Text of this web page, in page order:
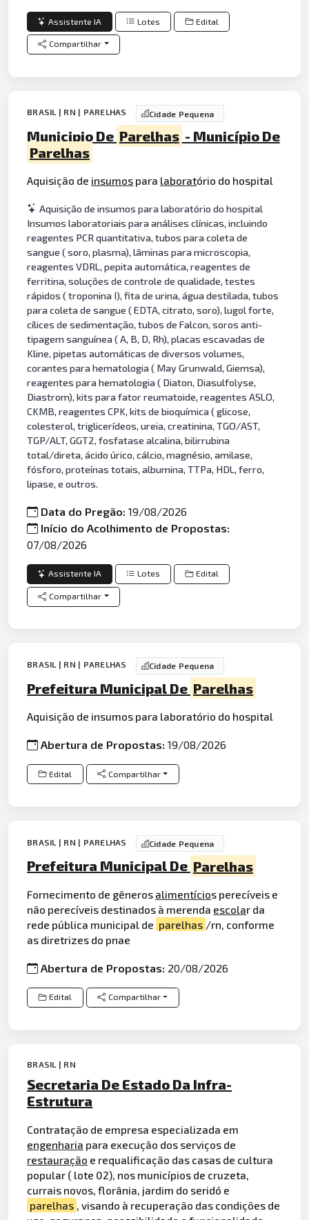
Assistente IA Lotes Edital
Compartilhar
BRASIL | RN | PARELHAS Cidade Pequena
Municipio De Parelhas - Município De
Parelhas
Aquisição de insumos para laboratório do hospital
Aquisição de insumos para laboratório do hospital
Insumos laboratoriais para análises clínicas, incluindo
reagentes PCR quantitativa, tubos para coleta de
sangue ( soro, plasma), lâminas para microscopia,
reagentes VDRL, pepita automática, reagentes de
ferritina, soluções de controle de qualidade, testes
rápidos ( troponina I), fita de urina, água destilada, tubos
para coleta de sangue ( EDTA, citrato, soro), lugol forte,
cílices de sedimentação, tubos de Falcon, soros anti-
tipagem sanguínea ( A, B, D, Rh), placas escavadas de
Kline, pipetas automáticas de diversos volumes,
corantes para hematologia ( May Grunwald, Giemsa),
reagentes para hematologia ( Diaton, Diasulfolyse,
Diastrom), kits para fator reumatoide, reagentes ASLO,
CKMB, reagentes CPK, kits de bioquímica ( glicose,
colesterol, triglicerídeos, ureia, creatinina, TGO/AST,
TGP/ALT, GGT2, fosfatase alcalina, bilirrubina
total/direta, ácido úrico, cálcio, magnésio, amilase,
fósforo, proteínas totais, albumina, TTPa, HDL, ferro,
lipase, e outros.
Data do Pregão:19/08/2026
Início do Acolhimento de Propostas:
07/08/2026
Assistente IA Lotes Edital
Compartilhar
BRASIL | RN | PARELHAS Cidade Pequena
Prefeitura Municipal De Parelhas
Aquisição de insumos para laboratório do hospital
Abertura de Propostas:19/08/2026
Edital Compartilhar
BRASIL | RN | PARELHAS Cidade Pequena
Prefeitura Municipal De Parelhas
Fornecimento de gêneros alimentícios perecíveis e
não perecíveis destinados à merenda escolar da
rede pública municipal de parelhas /rn, conforme
as diretrizes do pnae
Abertura de Propostas: 20/08/2026
Edital Compartilhar
BRASIL | RN
Secretaria De Estado Da Infra-
Estrutura
Contratação de empresa especializada em
engenharia para execução dos serviços de
restauração e requalificação das casas de cultura
popular ( lote 02), nos municípios de cruzeta,
currais novos, florânia, jardim do seridó e
parelhas , visando à recuperação das condições de